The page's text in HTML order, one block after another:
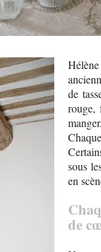
de
rouge,
sous
en
de